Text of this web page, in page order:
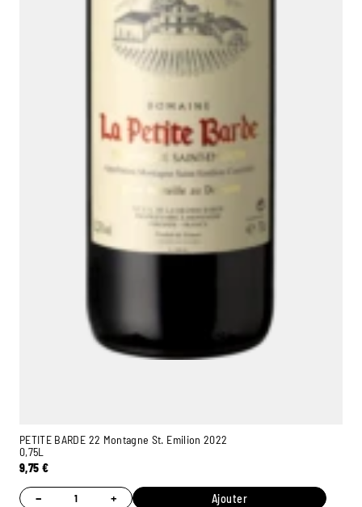
PETITE BARDE 22 Montagne St. Emilion 2022
0,75L
9,75 €
− + Ajouter